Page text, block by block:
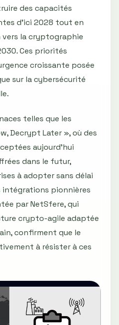
des capacités
d'ici 2028 tout en
la cryptographie
Ces priorités
croissante posée
sur la cybersécurité
telles que les
Decrypt Later », où des
aujourd’hui
dans le futur,
à adopter sans délai
intégrations pionnières
par NetSfere, qui
crypto-agile adaptée
confirment que le
à résister à ces